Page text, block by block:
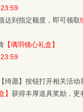
达到指定额度，即可领取
【璃羽镜心礼盒】
绮愿】按钮打开相关活
】 获得丰厚道具奖励，更